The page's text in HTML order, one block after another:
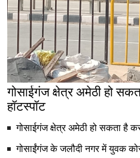
गोसाईगंज क्षेत्र अमेठी हो
हॉटस्पॉट
गोसाईगंज क्षेत्र अमेठी हो सकता है
गोसाईंगंज के जलौदी नगर में युवक